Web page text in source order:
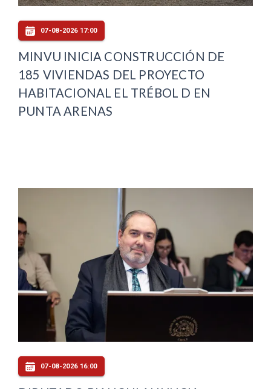
07-08-2026 17:00
MINVU INICIA CONSTRUCCIÓN DE
185 VIVIENDAS DEL PROYECTO
HABITACIONAL EL TRÉBOL D EN
PUNTA ARENAS
07-08-2026 16:00